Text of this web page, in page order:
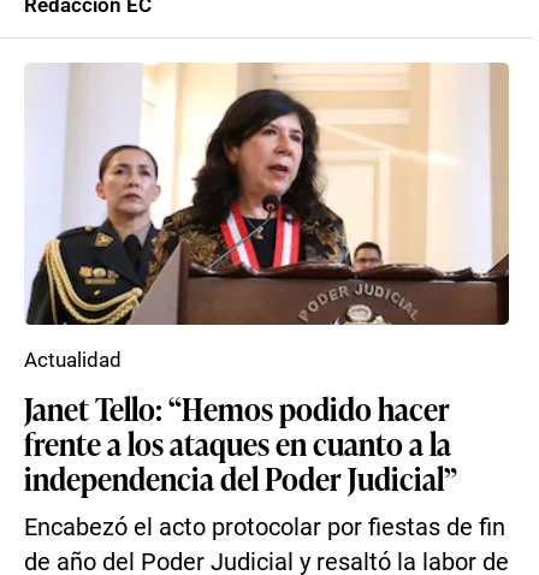
Redacción EC
Janet Tello: “Hemos podido hacer
frente a los ataques en cuanto a la
independencia del Poder Judicial”
Encabezó el acto protocolar por fiestas de fin
de año del Poder Judicial y resaltó la labor de
Actualidad